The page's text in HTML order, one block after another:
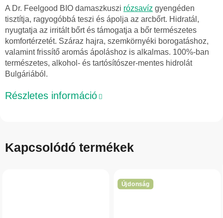
A Dr. Feelgood BIO damaszkuszi rózsavíz gyengéden
tisztítja, ragyogóbbá teszi és ápolja az arcbőrt. Hidratál,
nyugtatja az irritált bőrt és támogatja a bőr természetes
komfortérzetét. Száraz hajra, szemkörnyéki borogatáshoz,
valamint frissítő aromás ápoláshoz is alkalmas. 100%-ban
természetes, alkohol- és tartósítószer-mentes hidrolát
Bulgáriából.
Részletes információ
Kapcsolódó termékek
Újdonság